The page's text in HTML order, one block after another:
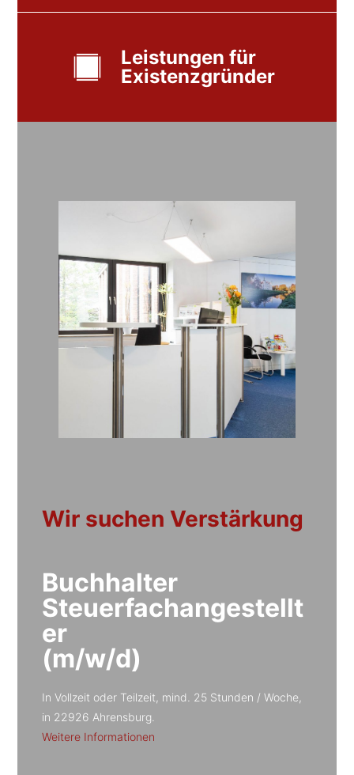
Leistungen für
Existenzgründer
Wir suchen Verstärkung
Buchhalter
Steuerfachangestellt
er
(m/w/d)
In Vollzeit oder Teilzeit, mind. 25 Stunden / Woche,
in 22926 Ahrensburg.
Weitere Informationen